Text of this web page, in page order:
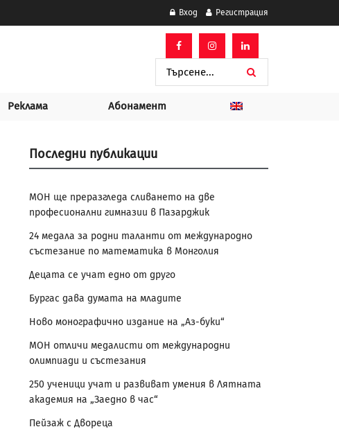
Вход Регистрация
Реклама Абонамент
Последни публикации
МОН ще преразгледа сливането на две
професионални гимназии в Пазарджик
24 медала за родни таланти от международно
състезание по математика в Монголия
Децата се учат едно от друго
Бургас дава думата на младите
Ново монографично издание на „Аз-буки“
МОН отличи медалисти от международни
олимпиади и състезания
250 ученици учат и развиват умения в Лятната
академия на „Заедно в час“
Пейзаж с Двореца